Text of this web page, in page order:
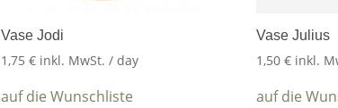
Vase Jodi
1,75 € inkl. MwSt. / day
auf die Wunschliste
Vase Julius
1,50 € inkl.
auf die